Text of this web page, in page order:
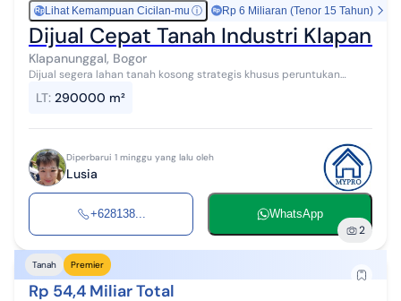
RpLihat Kemampuan Cicilan-mu ⓘ Rp 6 Miliaran (Tenor 15 Tahun)
Dijual Cepat Tanah Industri
Klapanunggal, Bogor
Dijual segera lahan tanah kosong strategis khusus peruntukan
tanah sangat bagus rat...
LT: 290000 m²
Diperbarui 1 minggu yang lalu oleh
Lusia
+628138... WhatsApp
2
Tanah Premier
Rp 54,4 Miliar Total